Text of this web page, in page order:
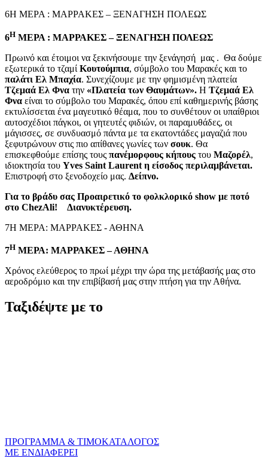
6Η ΜΕΡΑ : ΜΑΡΡΑΚΕΣ – ΞΕΝΑΓΗΣΗ ΠΟΛΕΩΣ
6Η ΜΕΡΑ : ΜΑΡΡΑΚΕΣ – ΞΕΝΑΓΗΣΗ ΠΟΛΕΩΣ
Πρωινό και έτοιμοι να ξεκινήσουμε την ξενάγησή μας . Θα δούμε
εξωτερικά το τζαμί Κουτούμπια, σύμβολο του Μαρακές και το
παλάτι Ελ Μπαχία. Συνεχίζουμε με την φημισμένη πλατεία
Τζεμαά Ελ Φνα την «Πλατεία των Θαυμάτων». Η Τζεμαά Ελ
Φνα είναι το σύμβολο του Μαρακές, όπου επί καθημερινής βάσης
εκτυλίσσεται ένα μαγευτικό θέαμα, που το συνθέτουν οι υπαίθριοι
αυτοσχέδιοι πάγκοι, οι γητευτές φιδιών, οι παραμυθάδες, οι
μάγισσες, σε συνδυασμό πάντα με τα εκατοντάδες μαγαζιά που
ξεφυτρώνουν στις πιο απίθανες γωνίες των σουκ. Θα
επισκεφθούμε επίσης τους πανέμορφους κήπους του Μαζορέλ,
ιδιοκτησία του Υves Saint Laurent η είσοδος περιλαμβάνεται.
Επιστροφή στο ξενοδοχείο μας. Δείπνο.
Για το βράδυ σας Προαιρετικό το φολκλορικό show με ποτό
στο ChezAli! Διανυκτέρευση.
7Η ΜΕΡΑ: ΜΑΡΡΑΚΕΣ - ΑΘΗΝΑ
7Η ΜΕΡΑ: ΜΑΡΡΑΚΕΣ – ΑΘΗΝΑ
Χρόνος ελεύθερος το πρωί μέχρι την ώρα της μετάβασής μας στο
αεροδρόμιο και την επιβίβασή μας στην πτήση για την Αθήνα.
Ταξιδέψτε με το
ΠΡΟΓΡΑΜΜΑ & ΤΙΜΟΚΑΤΑΛΟΓΟΣ
ΜΕ ΕΝΔΙΑΦΕΡΕΙ